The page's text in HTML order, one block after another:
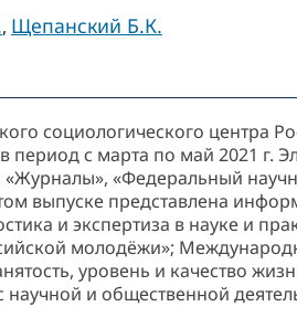
, Щепанский Б.К.
социологического центра
с марта по май 2021 г.
«Журналы», «Федеральный
выпуске представлена
и экспертиза в науке и
молодёжи»;
уровень и качество
научной и общественной